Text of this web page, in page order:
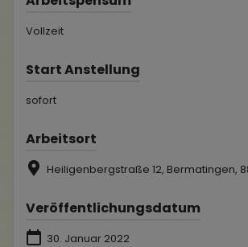
Vollzeit
Start Anstellung
sofort
Arbeitsort
Heiligenbergstraße 12, Bermatingen,
Veröffentlichungsdatum
30. Januar 2022